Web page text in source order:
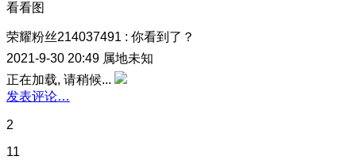
看看图
荣耀粉丝214037491 : 你看到了？
2021-9-30 20:49 属地未知
正在加载, 请稍候...
发表评论…
2
11